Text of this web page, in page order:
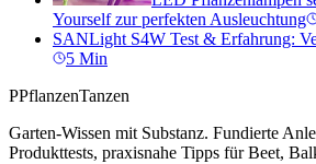
Yourself zur perfekten Ausleuchtung
SANLight S4W Test & Erfahrung:
5 Min
PPflanzenTanzen
Garten-Wissen mit Substanz. Fundierte
Produkttests, praxisnahe Tipps für Beet,